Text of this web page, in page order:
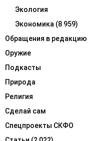
Экология
Экономика (8 959)
Обращения в редакцию
Оружие
Подкасты
Природа
Религия
Сделай сам
Спецпроекты СКФО